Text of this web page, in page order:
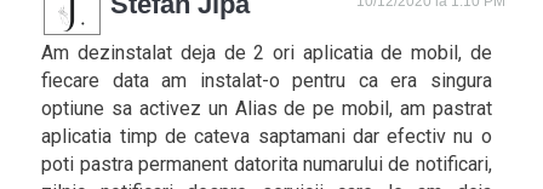
Am dezinstalat deja de 2 ori aplicatia de mobil, de
fiecare data am instalat-o pentru ca era singura
optiune sa activez un Alias de pe mobil, am pastrat
aplicatia timp de cateva saptamani dar efectiv nu o
poti pastra permanent datorita numarului de notificari,